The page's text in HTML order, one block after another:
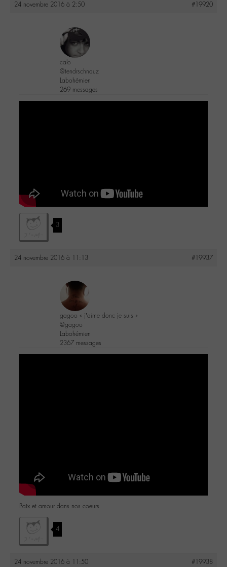
24 novembre 2016 à 2:50 #19920
calo
@tendrschnauz
Labohémien
269 messages
3
24 novembre 2016 à 11:13 #19937
gagoo « j’aime donc je suis »
@gagoo
Labohémien
2367 messages
Paix et amour dans nos coeurs
4
24 novembre 2016 à 11:50 #19938